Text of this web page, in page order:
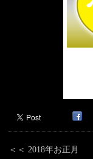
＜＜ 2018年お正月